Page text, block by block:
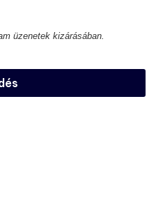
üzenetek kizárásában.